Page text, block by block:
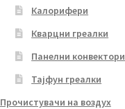
Калорифери
Кварцни греалки
Панелни конвектори
Тајфун греалки
Прочистувачи на воздух